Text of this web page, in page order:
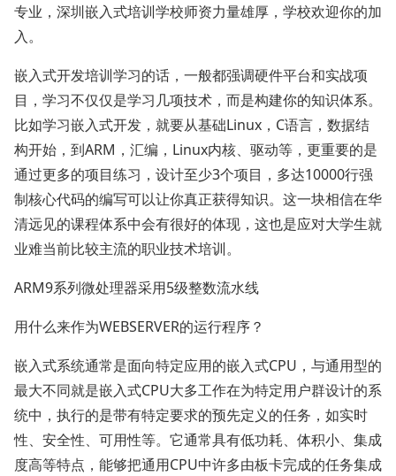
专业，深圳嵌入式培训学校师资力量雄厚，学校欢迎你的加
入。
嵌入式开发培训学习的话，一般都强调硬件平台和实战项
目，学习不仅仅是学习几项技术，而是构建你的知识体系。
比如学习嵌入式开发，就要从基础Linux，C语言，数据结
构开始，到ARM，汇编，Linux内核、驱动等，更重要的是
通过更多的项目练习，设计至少3个项目，多达10000行强
制核心代码的编写可以让你真正获得知识。这一块相信在华
清远见的课程体系中会有很好的体现，这也是应对大学生就
业难当前比较主流的职业技术培训。
ARM9系列微处理器采用5级整数流水线
用什么来作为WEBSERVER的运行程序？
嵌入式系统通常是面向特定应用的嵌入式CPU，与通用型的
最大不同就是嵌入式CPU大多工作在为特定用户群设计的系
统中，执行的是带有特定要求的预先定义的任务，如实时
性、安全性、可用性等。它通常具有低功耗、体积小、集成
度高等特点，能够把通用CPU中许多由板卡完成的任务集成